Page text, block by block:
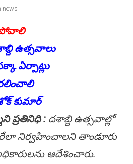
ఉత్సవాలు
ఏర్పాట్లు
కుమార్
ప్రతినిధి : దశాబ్ది ఉత్సవాల్లో
నిర్వహించాలని తాండూరు
ఆదేశించారు.